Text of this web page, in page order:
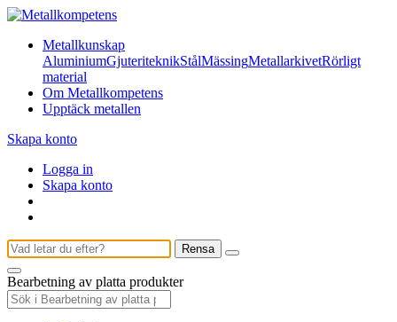
Metallkunskap
AluminiumGjuteriteknikStålMässingMetallarkivetRörligt
material
Om Metallkompetens
Upptäck metallen
Skapa konto
Logga in
Skapa konto
Rensa
Bearbetning av platta produkter